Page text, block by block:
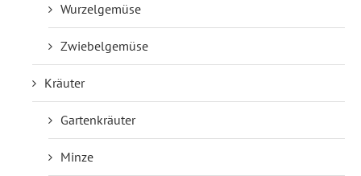
Wurzelgemüse
Zwiebelgemüse
Kräuter
Gartenkräuter
Minze